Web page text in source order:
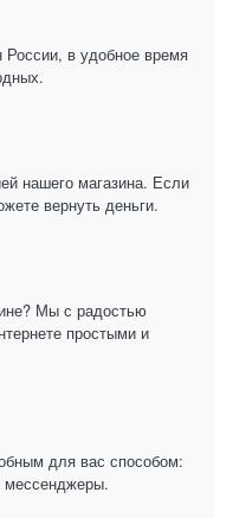
России, в удобное время
нашего магазина. Если
вернуть деньги.
Мы с радостью
простыми и
для вас способом:
мессенджеры.